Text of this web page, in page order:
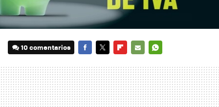
10 comentarios
MAIL